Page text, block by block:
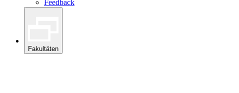
Feedback
Fakultäten